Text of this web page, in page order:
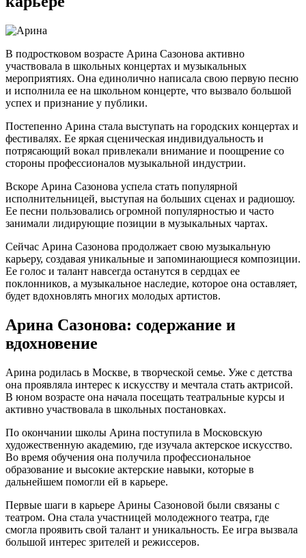
В подростковом возрасте Арина Сазонова активно
участвовала в школьных концертах и музыкальных
мероприятиях. Она единолично написала свою первую песню
и исполнила ее на школьном концерте, что вызвало большой
успех и признание у публики.
Постепенно Арина стала выступать на городских концертах и
фестивалях. Ее яркая сценическая индивидуальность и
потрясающий вокал привлекали внимание и поощрение со
стороны профессионалов музыкальной индустрии.
Вскоре Арина Сазонова успела стать популярной
исполнительницей, выступая на больших сценах и радиошоу.
Ее песни пользовались огромной популярностью и часто
занимали лидирующие позиции в музыкальных чартах.
Сейчас Арина Сазонова продолжает свою музыкальную
карьеру, создавая уникальные и запоминающиеся композиции.
Ее голос и талант навсегда останутся в сердцах ее
поклонников, а музыкальное наследие, которое она оставляет,
будет вдохновлять многих молодых артистов.
Арина Сазонова: содержание и
вдохновение
Арина родилась в Москве, в творческой семье. Уже с детства
она проявляла интерес к искусству и мечтала стать актрисой.
В юном возрасте она начала посещать театральные курсы и
активно участвовала в школьных постановках.
По окончании школы Арина поступила в Московскую
художественную академию, где изучала актерское искусство.
Во время обучения она получила профессиональное
образование и высокие актерские навыки, которые в
дальнейшем помогли ей в карьере.
Первые шаги в карьере Арины Сазоновой были связаны с
театром. Она стала участницей молодежного театра, где
смогла проявить свой талант и уникальность. Ее игра вызвала
большой интерес зрителей и режиссеров.